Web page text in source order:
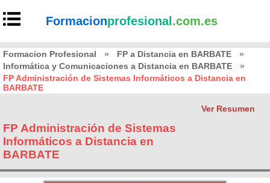
Formacionprofesional .com.es
Formacion Profesional » FP a Distancia en BARBATE
»
Informática y Comunicaciones a Distancia en BARBATE
»
FP Administración de Sistemas Informáticos a Distancia en
BARBATE
Ver Resumen
FP Administración de Sistemas
Informáticos a Distancia en
BARBATE